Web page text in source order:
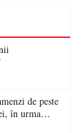
de peste
în urma